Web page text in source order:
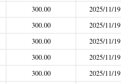
2021年4月之前社保局公开的数据）
300.00
2025/11/19
300.00
2025/11/19
300.00
2025/11/19
300.00
2025/11/19
300.00
2025/11/19